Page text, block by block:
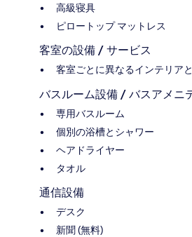
高級寝具
ピロートップ マットレス
客室の設備 / サービス
客室ごとに異なるインテリア
バスルーム設備 / バスアメニ
専用バスルーム
個別の浴槽とシャワー
ヘアドライヤー
タオル
通信設備
デスク
新聞 (無料)